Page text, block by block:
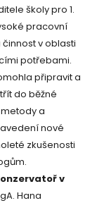
školy pro 1.
pracovní
v oblasti
potřebami.
připravit a
do běžné
a
nové
zkušenosti
v
Hana